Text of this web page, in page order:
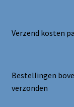
Verzend kosten
Bestellingen
verzonden